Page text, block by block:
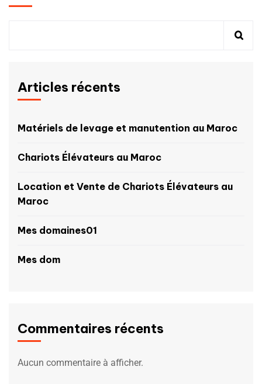
Articles récents
Matériels de levage et manutention au Maroc
Chariots Élévateurs au Maroc
Location et Vente de Chariots Élévateurs au
Maroc
Mes domaines01
Mes dom
Commentaires récents
Aucun commentaire à afficher.